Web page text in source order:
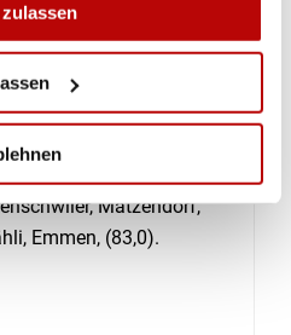
300m, liegend frei
(92,7); 2. Adrian
(89,5); 3. Walter Moor,
Matzendorf,
Emmen, (83,0).